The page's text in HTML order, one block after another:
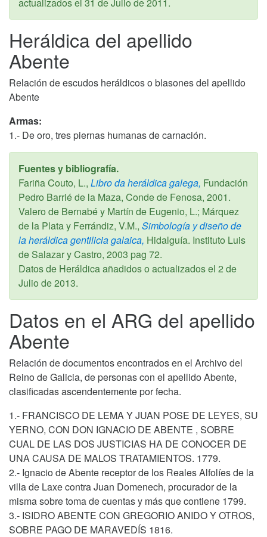
Heráldica del apellido
Abente
Relación de escudos heráldicos o blasones del apellido
Abente
Armas:
1.- De oro, tres piernas humanas de carnación.
Fuentes y bibliografía.
Fariña Couto, L., Libro da heráldica galega, Fundación
Pedro Barrié de la Maza, Conde de Fenosa, 2001.
Valero de Bernabé y Martín de Eugenio, L.; Márquez
de la Plata y Ferrándiz, V.M., Simbología y diseño de
la heráldica gentilicia galaica, Hidalguía. Instituto Luis
de Salazar y Castro, 2003 pag 72.
Datos de Heráldica añadidos o actualizados el 2 de
Julio de 2013.
Datos en el ARG del apellido
Abente
Relación de documentos encontrados en el Archivo del
Reino de Galicia, de personas con el apellido Abente,
clasificadas ascendentemente por fecha.
1.- FRANCISCO DE LEMA Y JUAN POSE DE LEYES, SU
YERNO, CON DON IGNACIO DE ABENTE , SOBRE
CUAL DE LAS DOS JUSTICIAS HA DE CONOCER DE
UNA CAUSA DE MALOS TRATAMIENTOS. 1779.
2.- Ignacio de Abente receptor de los Reales Alfolíes de la
villa de Laxe contra Juan Domenech, procurador de la
misma sobre toma de cuentas y más que contiene 1799.
3.- ISIDRO ABENTE CON GREGORIO ANIDO Y OTROS,
SOBRE PAGO DE MARAVEDÍS 1816.